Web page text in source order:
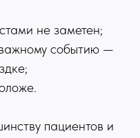
не заметен;
важному событию —
пациентов и